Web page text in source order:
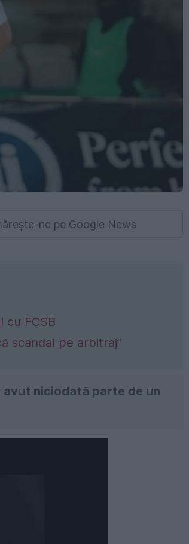
ne pe Google News
cu FCSB
scandal pe arbitraj”
avut niciodată parte de un